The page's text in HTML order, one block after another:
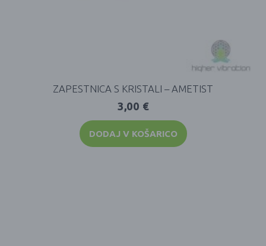
ZAPESTNICA S KRISTALI – AMETIST
3,00 €
DODAJ V KOŠARICO